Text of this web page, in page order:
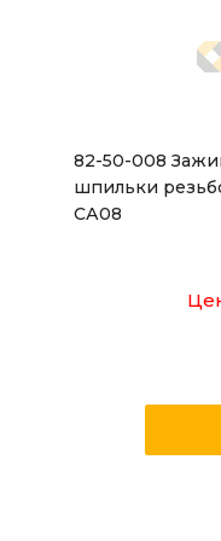
82-50-008
шпильки
СА08